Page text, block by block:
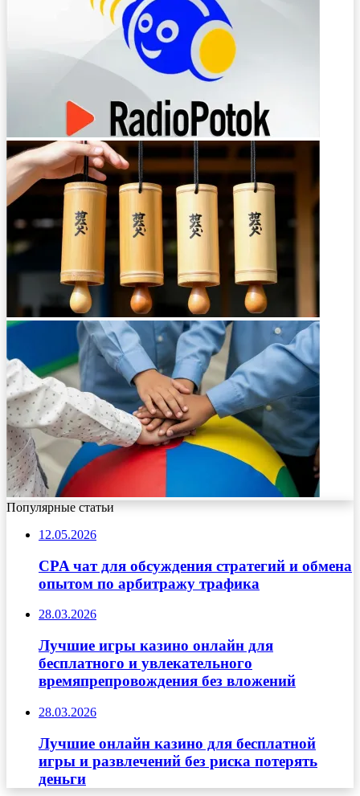
Популярные статьи
12.05.2026
CPA чат для обсуждения стратегий и обмена
опытом по арбитражу трафика
28.03.2026
Лучшие игры казино онлайн для
бесплатного и увлекательного
времяпрепровождения без вложений
28.03.2026
Лучшие онлайн казино для бесплатной
игры и развлечений без риска потерять
деньги